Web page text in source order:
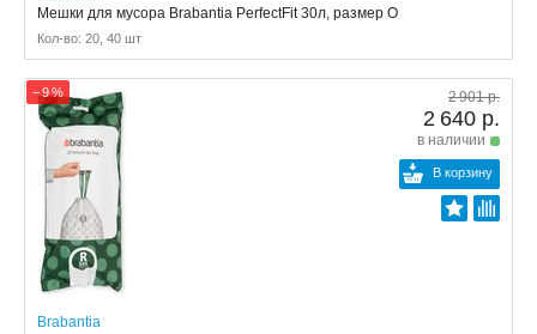
Мешки для мусора Brabantia PerfectFit 30л, размер O
Кол-во: 20, 40 шт
− 9 % 2 901 р.
2 640 р.
в наличии
В корзину
Brabantia